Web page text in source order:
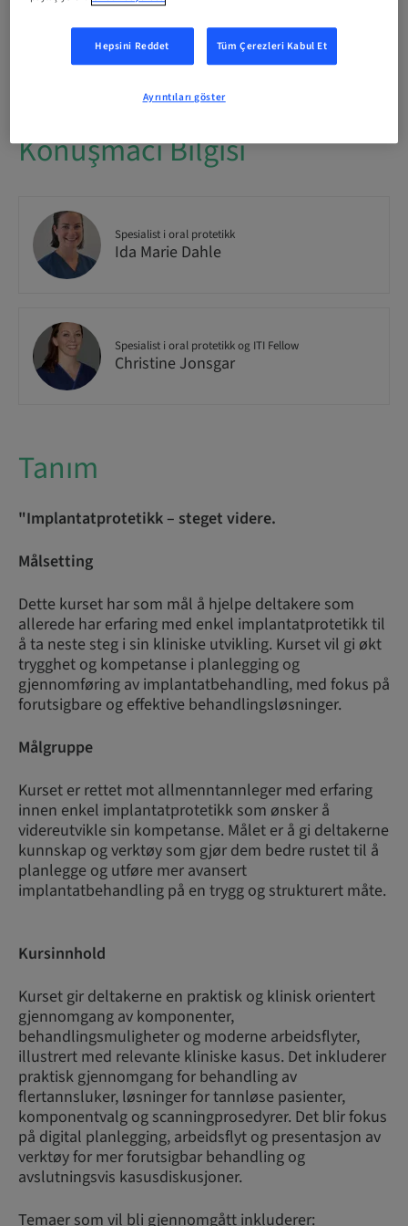
Yer mevcudiyeti
4/30 mevcut
Konuşmacı Bilgisi
Spesialist i oral protetikk
Ida Marie Dahle
Spesialist i oral protetikk og ITI Fellow
Christine Jonsgar
Tanım
"Implantatprotetikk – steget videre.
Målsetting
Dette kurset har som mål å hjelpe deltakere som
allerede har erfaring med enkel implantatprotetikk til
å ta neste steg i sin kliniske utvikling. Kurset vil gi økt
trygghet og kompetanse i planlegging og
gjennomføring av implantatbehandling, med fokus på
forutsigbare og effektive behandlingsløsninger.
Målgruppe
Kurset er rettet mot allmenntannleger med erfaring
innen enkel implantatprotetikk som ønsker å
videreutvikle sin kompetanse. Målet er å gi deltakerne
kunnskap og verktøy som gjør dem bedre rustet til å
planlegge og utføre mer avansert
implantatbehandling på en trygg og strukturert måte.
Kursinnhold
Kurset gir deltakerne en praktisk og klinisk orientert
gjennomgang av komponenter,
behandlingsmuligheter og moderne arbeidsflyter,
illustrert med relevante kliniske kasus. Det inkluderer
praktisk gjennomgang for behandling av
flertannsluker, løsninger for tannløse pasienter,
komponentvalg og scanningprosedyrer. Det blir fokus
på digital planlegging, arbeidsflyt og presentasjon av
verktøy for mer forutsigbar behandling og
avslutningsvis kasusdiskusjoner.
Temaer som vil bli gjennomgått inkluderer:
Hepsini Reddet Tüm Çerezleri Kabul Et
Ayrıntıları göster